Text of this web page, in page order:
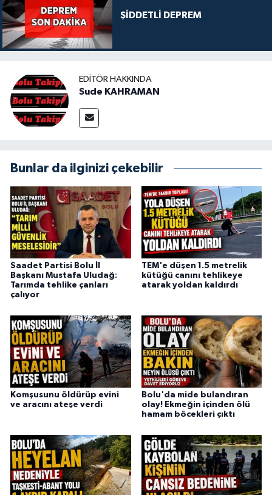
ŞİDDETLİ DEPREM
EDITÖR HAKKINDA
Sude KAHRAMAN
Bunlar da ilginizi çekebilir
Saadet Partisi Bolu İl
Başkanı Mustafa Uludağ:
Tarımda tehlike çanları
çalıyor
TEM'e düşen 1.5 metrelik
kütüğü canını tehlikeye
atarak yoldan kaldırdı
Komşusunu öldürüp evini
ve aracını ateşe verdi
Bolu'da mide bulandıran
olay! Ekmeğin içinden ölü
hamam böcekleri çıktı